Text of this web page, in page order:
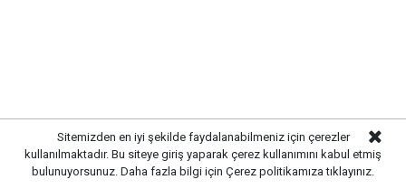
Sitemizden en iyi şekilde faydalanabilmeniz için çerezler
kullanılmaktadır. Bu siteye giriş yaparak çerez kullanımını kabul etmiş
bulunuyorsunuz. Daha fazla bilgi için Çerez politikamıza tıklayınız.